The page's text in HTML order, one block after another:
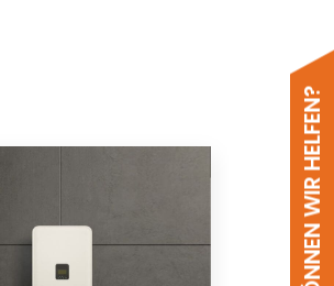
WIE KÖNNEN WIR HELFEN?